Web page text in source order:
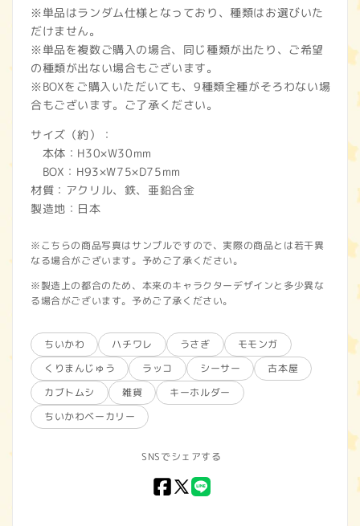
り
切
れ
て
い
る
か
販
売
で
ま
せ
ん
り
切
て
い
る
か
販
売
で
※単品はランダム仕様となっており、種類はお選びいた
だけません。
※単品を複数ご購入の場合、同じ種類が出たり、ご希望
の種類が出ない場合もございます。
※BOXをご購入いただいても、9種類全種がそろわない場
合もございます。ご了承ください。
サイズ（約）：
本体：H30×W30mm
BOX：H93×W75×D75mm
材質：アクリル、鉄、亜鉛合金
製造地：日本
※こちらの商品写真はサンプルですので、実際の商品とは若干異
なる場合がございます。予めご了承ください。
※製造上の都合のため、本来のキャラクターデザインと多少異な
る場合がございます。予めご了承ください。
ちいかわ ハチワレ うさぎ
モモンガ
くりまんじゅう
ラッコ シーサー
古本屋
カブトムシ
雑貨
キーホルダー
ちいかわベーカリー
SNSでシェアする
Facebook
X